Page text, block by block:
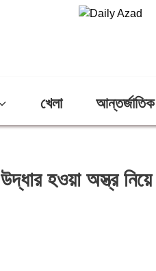
খেলা আন্তর্জাতিক
হওয়া অস্ত্র